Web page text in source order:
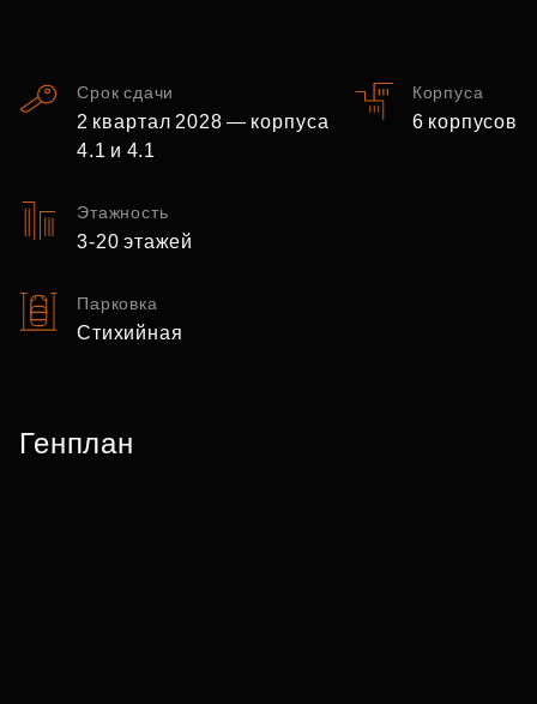
Срок сдачи
2 квартал 2028 — корпуса
4.1 и 4.1
Корпуса
6 корпусов
Этажность
3‑20 этажей
Парковка
Стихийная
Генплан